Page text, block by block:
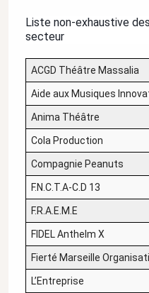
Liste non-exhaustive
secteur
ACGD Théâtre Massalia
Aide aux Musiques
Anima Théâtre
Cola Production
Compagnie Peanuts
F.N.C.T.A-C.D 13
F.R.A.E.M.E
FIDEL Anthelm X
Fierté Marseille
L’Entreprise